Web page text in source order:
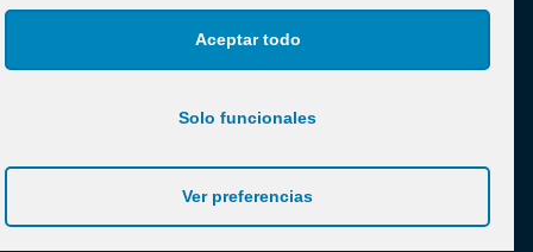
Aceptar todo
Solo funcionales
Ver preferencias
Aviso legal y Política de Privacidad